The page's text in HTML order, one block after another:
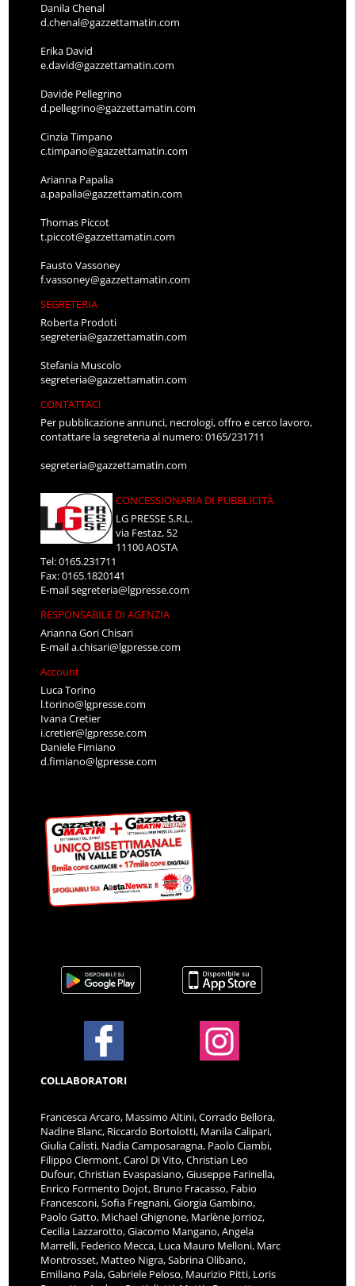
Danila Chenal
d.chenal@gazzettamatin.com
Erika David
e.david@gazzettamatin.com
Davide Pellegrino
d.pellegrino@gazzettamatin.com
Cinzia Timpano
c.timpano@gazzettamatin.com
Arianna Papalia
a.papalia@gazzettamatin.com
Thomas Piccot
t.piccot@gazzettamatin.com
Fausto Vassoney
f.vassoney@gazzettamatin.com
SEGRETERIA
Roberta Prodoti
segreteria@gazzettamatin.com
Stefania Muscolo
segreteria@gazzettamatin.com
CONTATTACI
Per pubblicazione annunci, necrologi, offro e cerco lavoro,
contattare la segreteria al numero: 0165/231711
segreteria@gazzettamatin.com
CONCESSIONARIA DI PUBBLICITÀ
LG PRESSE S.R.L.
via Festaz, 52
11100 AOSTA
Tel: 0165.231711
Fax: 0165.1820141
E-mailsegreteria@lgpresse.com
RESPONSABILE DI AGENZIA
Arianna Gori Chisari
E-maila.chisari@lgpresse.com
Account
Luca Torino
l.torino@lgpresse.com
Ivana Cretier
i.cretier@lgpresse.com
Daniele Fimiano
d.fimiano@lgpresse.com
COLLABORATORI
Francesca Arcaro, Massimo Altini, Corrado Bellora,
Nadine Blanc, Riccardo Bortolotti, Manila Calipari,
Giulia Calisti, Nadia Camposaragna, Paolo Ciambi,
Filippo Clermont, Carol Di Vito, Christian Leo
Dufour, Christian Evaspasiano, Giuseppe Farinella,
Enrico Formento Dojot, Bruno Fracasso, Fabio
Francesconi, Sofia Fregnani, Giorgia Gambino,
Paolo Gatto, Michael Ghignone, Marlène Jorrioz,
Cecilia Lazzarotto, Giacomo Mangano, Angela
Marrelli, Federico Mecca, Luca Mauro Melloni, Marc
Montrosset, Matteo Nigra, Sabrina Olibano,
Emiliano Pala, Gabriele Peloso, Maurizio Pitti, Loris